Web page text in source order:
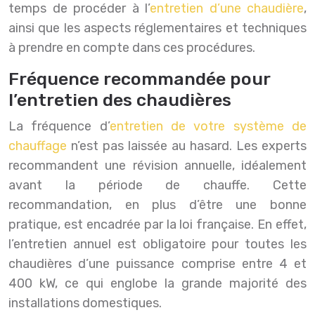
temps de procéder à l’entretien d’une chaudière,
ainsi que les aspects réglementaires et techniques
à prendre en compte dans ces procédures.
Fréquence recommandée pour
l’entretien des chaudières
La fréquence d’entretien de votre système de
chauffage n’est pas laissée au hasard. Les experts
recommandent une révision annuelle, idéalement
avant la période de chauffe. Cette
recommandation, en plus d’être une bonne
pratique, est encadrée par la loi française. En effet,
l’entretien annuel est obligatoire pour toutes les
chaudières d’une puissance comprise entre 4 et
400 kW, ce qui englobe la grande majorité des
installations domestiques.